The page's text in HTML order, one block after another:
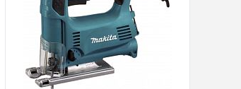
К сравнению
В избранное
В наличии